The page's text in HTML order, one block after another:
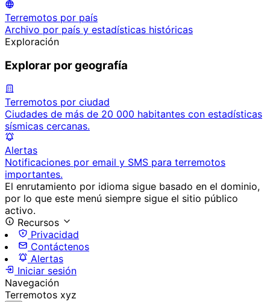
Terremotos por país
Archivo por país y estadísticas históricas
Exploración
Explorar por geografía
Terremotos por ciudad
Ciudades de más de 20 000 habitantes con estadísticas
sísmicas cercanas.
Alertas
Notificaciones por email y SMS para terremotos
importantes.
El enrutamiento por idioma sigue basado en el dominio,
por lo que este menú siempre sigue el sitio público
activo.
Recursos
Privacidad
Contáctenos
Alertas
Iniciar sesión
Navegación
Terremotos xyz